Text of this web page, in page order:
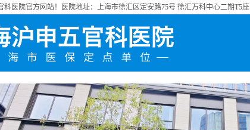
科医院官方网站！医院地址：上海市徐汇区定安路75号 徐汇万科中心二期T5座